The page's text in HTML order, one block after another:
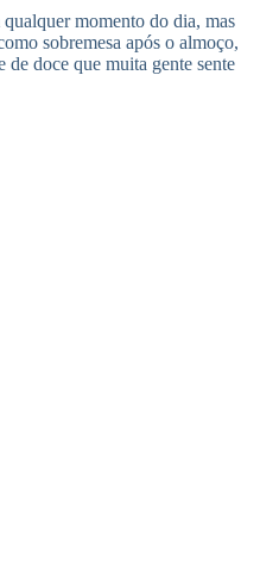
momento do dia, mas
sobremesa após o almoço,
doce que muita gente sente